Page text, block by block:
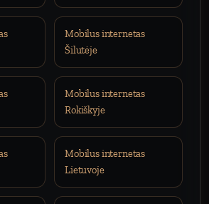
Mobilus internetas
Šilutėje
Mobilus internetas
Rokiškyje
Mobilus internetas
Lietuvoje